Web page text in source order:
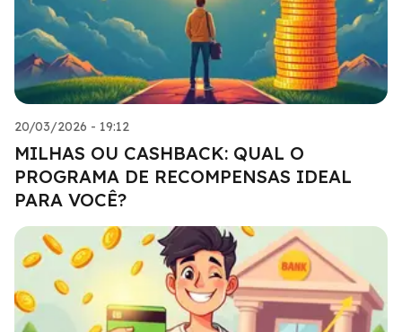
20/03/2026 - 19:12
MILHAS OU CASHBACK: QUAL O
PROGRAMA DE RECOMPENSAS IDEAL
PARA VOCÊ?